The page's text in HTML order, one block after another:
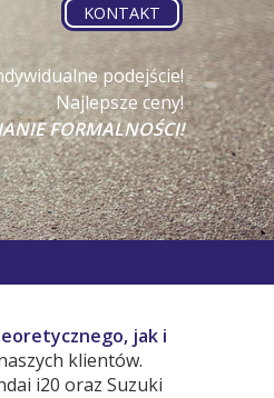
KONTAKT
podejście!
Najlepsze ceny!
FORMALNOŚCI!
jak i
klientów.
i20 oraz Suzuki